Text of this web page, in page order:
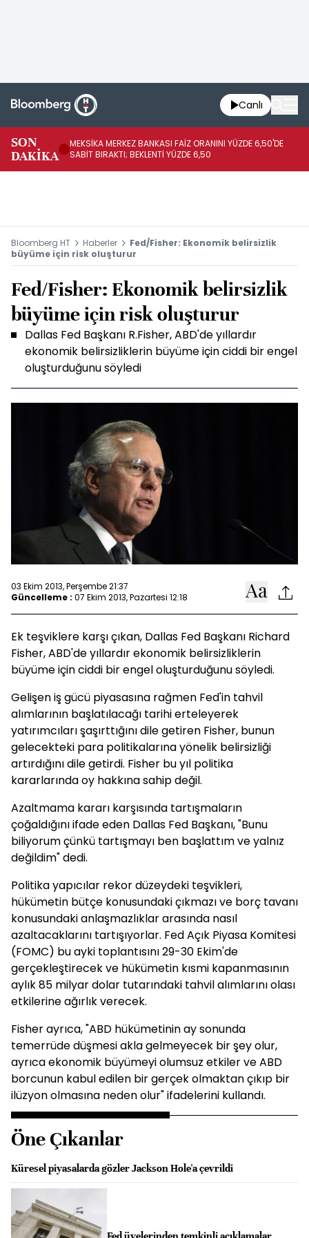
Canlı
SON
DAKİKA
MEKSİKA MERKEZ BANKASI FAİZ ORANINI YÜZDE 6,50'DE
SABİT BIRAKTI; BEKLENTİ YÜZDE 6,50
Bloomberg HT Haberler
Fed/Fisher: Ekonomik belirsizlik
büyüme için risk oluşturur
Fed/Fisher: Ekonomik belirsizlik
büyüme için risk oluşturur
Dallas Fed Başkanı R.Fisher, ABD'de yıllardır
ekonomik belirsizliklerin büyüme için ciddi bir engel
oluşturduğunu söyledi
03 Ekim 2013, Perşembe 21:37
Güncelleme : 07 Ekim 2013, Pazartesi 12:18
Ek teşviklere karşı çıkan, Dallas Fed Başkanı Richard
Fisher, ABD'de yıllardır ekonomik belirsizliklerin
büyüme için ciddi bir engel oluşturduğunu söyledi.
Gelişen iş gücü piyasasına rağmen Fed'in tahvil
alımlarının başlatılacağı tarihi erteleyerek
yatırımcıları şaşırttığını dile getiren Fisher, bunun
gelecekteki para politikalarına yönelik belirsizliği
artırdığını dile getirdi. Fisher bu yıl politika
kararlarında oy hakkına sahip değil.
Azaltmama kararı karşısında tartışmaların
çoğaldığını ifade eden Dallas Fed Başkanı, "Bunu
biliyorum çünkü tartışmayı ben başlattım ve yalnız
değildim" dedi.
Politika yapıcılar rekor düzeydeki teşvikleri,
hükümetin bütçe konusundaki çıkmazı ve borç tavanı
konusundaki anlaşmazlıklar arasında nasıl
azaltacaklarını tartışıyorlar. Fed Açık Piyasa Komitesi
(FOMC) bu ayki toplantısını 29-30 Ekim'de
gerçekleştirecek ve hükümetin kısmi kapanmasının
aylık 85 milyar dolar tutarındaki tahvil alımlarını olası
etkilerine ağırlık verecek.
Fisher ayrıca, "ABD hükümetinin ay sonunda
temerrüde düşmesi akla gelmeyecek bir şey olur,
ayrıca ekonomik büyümeyi olumsuz etkiler ve ABD
borcunun kabul edilen bir gerçek olmaktan çıkıp bir
ilüzyon olmasına neden olur" ifadelerini kullandı.
Öne Çıkanlar
Küresel piyasalarda gözler Jackson Hole'a çevrildi